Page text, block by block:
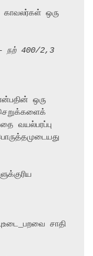
காவலர்கள் ஒரு
நற் 400/2,3
ஒரு
வயல்பரப்பு
சாதி